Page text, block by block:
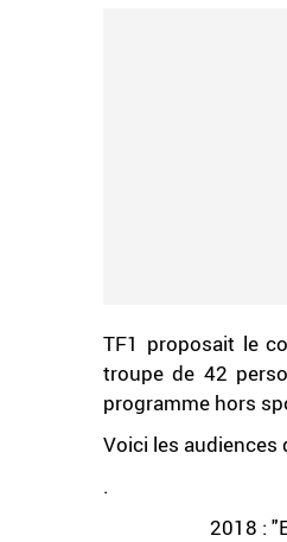
TF1 proposait le
troupe de 42
programme hors
Voici les audiences
.
2018 :